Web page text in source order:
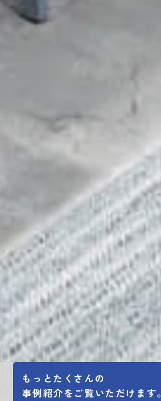
もっとたくさんの
事例紹介をご覧いただけます。